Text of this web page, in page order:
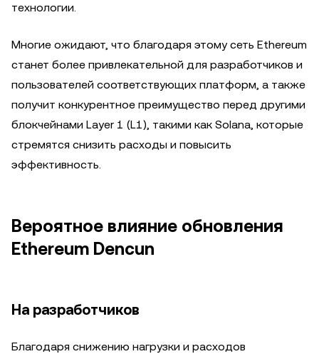
технологии.
Многие ожидают, что благодаря этому сеть Ethereum
станет более привлекательной для разработчиков и
пользователей соответствующих платформ, а также
получит конкурентное преимущество перед другими
блокчейнами Layer 1 (L1), такими как Solana, которые
стремятся снизить расходы и повысить
эффективность.
Вероятное влияние обновления
Ethereum Dencun
На разработчиков
Благодаря снижению нагрузки и расходов